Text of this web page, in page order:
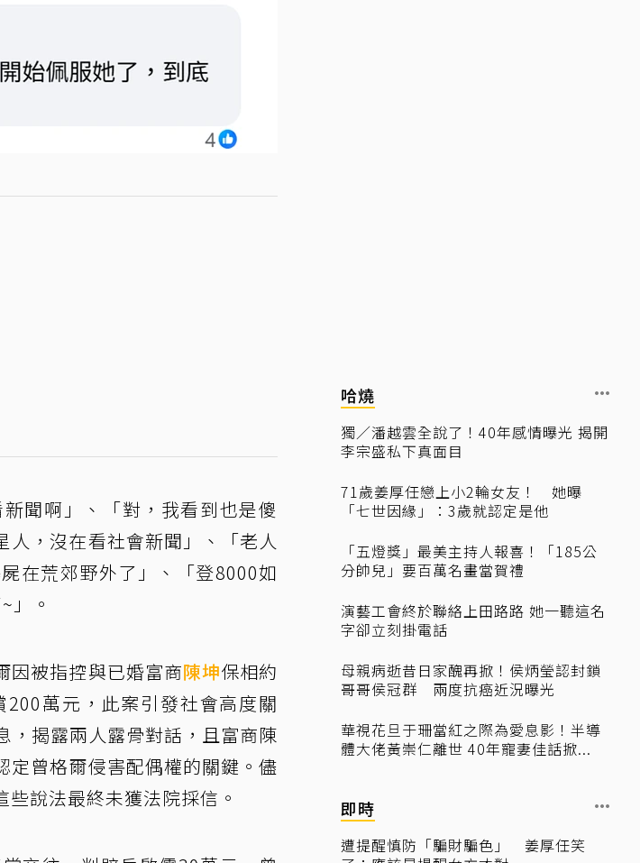
聞啊」、「對，我看到也是傻
人，沒在看社會新聞」、「老人
在荒郊野外了」、「登8000如
」。
因被指控與已婚富商陳坤保相約
萬元，此案引發社會高度關
，揭露兩人露骨對話，且富商陳
定曾格爾侵害配偶權的關鍵。儘
說法最終未獲法院採信。
哈燒
獨／潘越雲全說了！40年感情曝光 揭開
李宗盛私下真面目
71歲姜厚任戀上小2輪女友！ 她曝
「七世因緣」：3歲就認定是他
「五燈獎」最美主持人報喜！「185公
分帥兒」要百萬名畫當賀禮
演藝工會終於聯絡上田路路 她一聽這名
字卻立刻掛電話
母親病逝昔日家醜再掀！侯炳瑩認封鎖
哥哥侯冠群 兩度抗癌近況曝光
華視花旦于珊當紅之際為愛息影！半導
體大佬黃崇仁離世 40年寵妻佳話掀...
即時
遭提醒慎防「騙財騙色」 姜厚任笑